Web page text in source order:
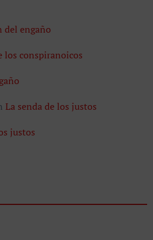
del engaño
los conspiranoicos
La senda de los justos
justos